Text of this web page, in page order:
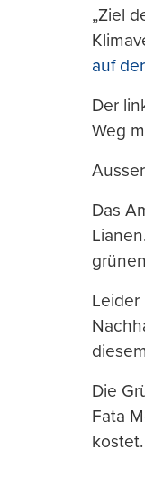
„Ziel
auf
Der
Weg
Das
Leider
Die
Fata
kostet.